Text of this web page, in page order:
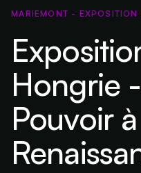
MARIEMONT - EXPOSITION
Hongrie
Pouvoir